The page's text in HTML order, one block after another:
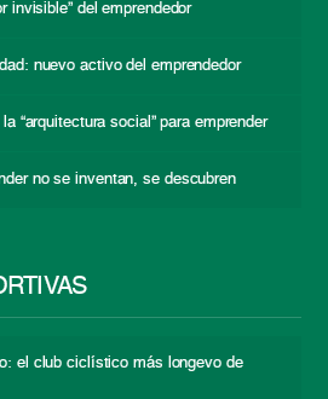
invisible” del emprendedor
nuevo activo del emprendedor
“arquitectura social” para emprender
no se inventan, se descubren
el club ciclístico más longevo de